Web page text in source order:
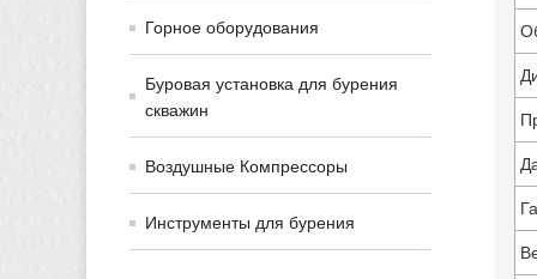
Горное оборудования
Буровая установка для бурения
скважин
Воздушные Компрессоры
Инструменты для бурения